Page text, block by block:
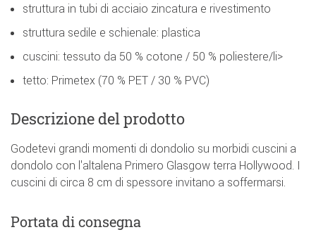
struttura in tubi di acciaio zincatura e rivestimento
struttura sedile e schienale: plastica
cuscini: tessuto da 50 % cotone / 50 % poliestere/li>
tetto: Primetex (70 % PET / 30 % PVC)
Descrizione del prodotto
Godetevi grandi momenti di dondolio su morbidi cuscini a
dondolo con l'altalena Primero Glasgow terra Hollywood. I
cuscini di circa 8 cm di spessore invitano a soffermarsi.
Portata di consegna